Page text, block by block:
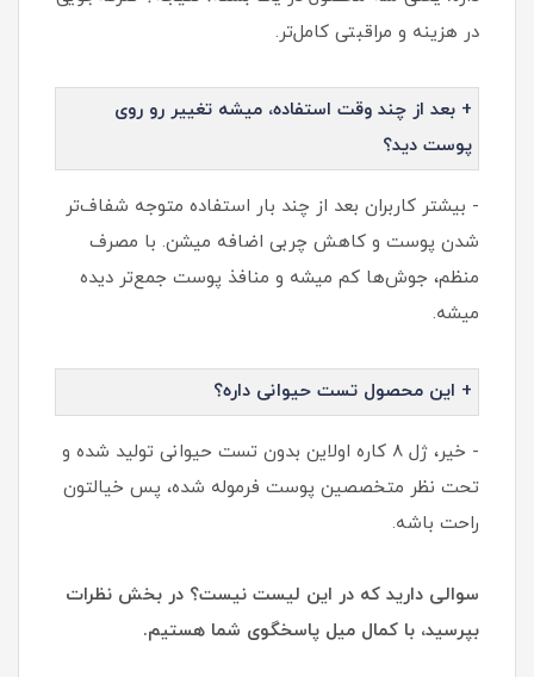
در هزینه و مراقبتی کامل‌تر.
+ بعد از چند وقت استفاده، میشه تغییر رو روی
پوست دید؟
- بیشتر کاربران بعد از چند بار استفاده متوجه شفاف‌تر
شدن پوست و کاهش چربی اضافه میشن. با مصرف
منظم، جوش‌ها کم میشه و منافذ پوست جمع‌تر دیده
میشه.
+ این محصول تست حیوانی داره؟
- خیر، ژل 8 کاره اولاین بدون تست حیوانی تولید شده و
تحت نظر متخصصین پوست فرموله شده، پس خیالتون
راحت باشه.
سوالی دارید که در این لیست نیست؟ در بخش نظرات
بپرسید، با کمال میل پاسخگوی شما هستیم.